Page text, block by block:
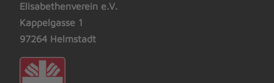
Elisabethenverein e.V.
Kappelgasse 1
97264 Helmstadt